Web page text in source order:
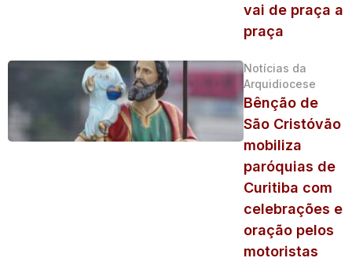
vai de praça a
praça
Notícias da
Arquidiocese
Bênção de
São Cristóvão
mobiliza
paróquias de
Curitiba com
celebrações e
oração pelos
motoristas